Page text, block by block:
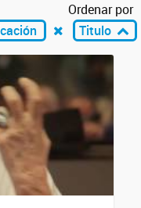
Ordenar por
Titulo